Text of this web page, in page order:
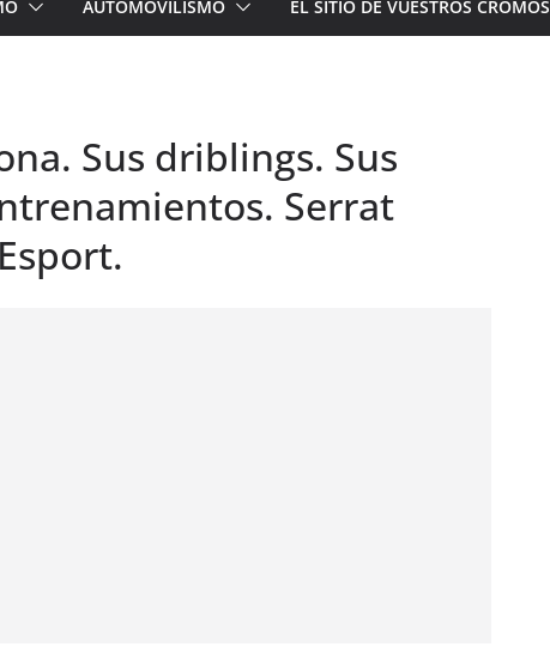
AUTOMOVILISMO EL SITIO DE VUESTROS CROMOS
Sus driblings. Sus
Serrat